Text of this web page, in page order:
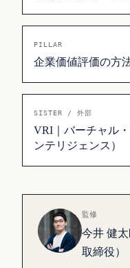
PILLAR
企業価値評価の方
SISTER / 外部
VRI｜バーチャル
ンテリジェンス）
監修
今井 健
取締役）